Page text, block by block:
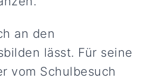
an den
lässt. Für seine
vom Schulbesuch